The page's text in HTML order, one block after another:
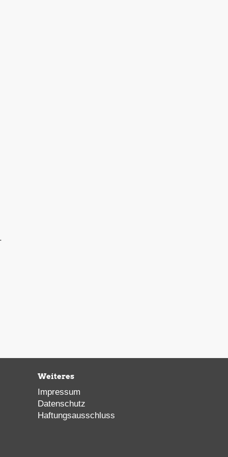
Weiteres
Impressum
Datenschutz
Haftungsausschluss